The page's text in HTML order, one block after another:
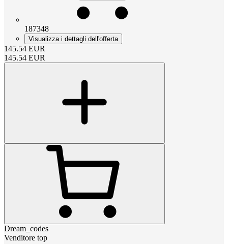
187348
Visualizza i dettagli dell'offerta
145.54 EUR
145.54 EUR
Dream_codes
Venditore top